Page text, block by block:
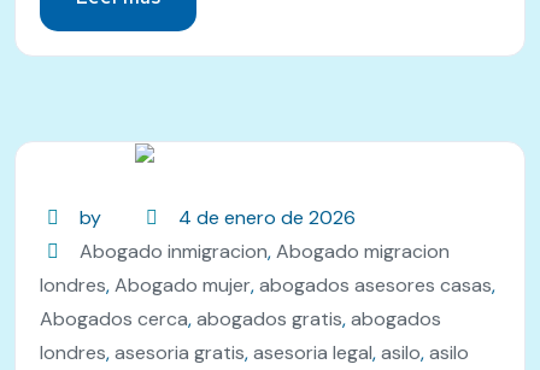
by
4 de enero de 2026
Abogado inmigracion,Abogado migracion
londres,Abogado mujer,abogados asesores casas,
Abogados cerca,abogados gratis,abogados
londres,asesoria gratis,asesoria legal,asilo,asilo